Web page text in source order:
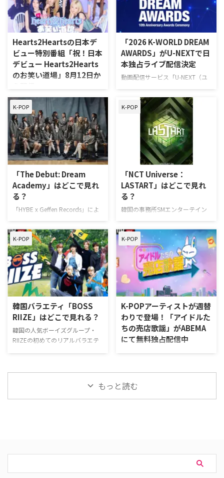
Hearts2Heartsの日本デ
ビュー特別番組「祝！日本
デビュー Hearts2Hearts
のお笑い道場」8月12日か
次世代のグローバルガールズグル
ープ・Hearts2Hearts（ハーツ・
トゥ・ハーツ）の日本デビューを
記念した特別番組「祝！日本デビ
ュー Hearts2Hearts のお笑い道
場」の配信がABEMA（アベマ）
で決まった。日本デビューシング
ルリリースにあわせ、メンバーた
ちが日本のバラエティやお笑いネ
タに全力で挑む姿を届ける全二回
の番組だ。 「祝！日本デビュー
Hearts2Hearts のお笑い道場」っ
てどんな番組？ Hearts2Hearts
は、世界中のリスナーを魅了し、
大きな注目を集めている次世代の
グロ …
「2026 K-WORLD DREAM
AWARDS」がU-NEXTで日
本独占ライブ配信決定
動画配信サービス「U-NEXT（ユ
ーネクスト）」にて、2026年8月
27日（木）に韓国コヤン市・
KINTEXで開催される韓国最大級
の音楽授賞式「2026 K-WORLD
DREAM AWARDS」が、日本独占
で見放題ライブ配信されることが
決定した。豪華なK-POPアーティ
ストたちが一堂に会する。 韓国
最大級の音楽授賞式「2026 K-
WORLD DREAM AWARDS」を独
占ライブ配信！ K-POPの歴史を
塗り替えているトップアーティス
トから、これからの音楽シーンを
会する韓 …
K-POP
「The Debut: Dream
Academy」はどこで見れ
る？
「HYBE x Geffen Records」によ
るグローバルガールズグループが
誕生するオーディション番組
「The Debut: Dream
Academy（ザ デビュー ドリーム
アカデミー）」の視聴情報をはじ
め、気になる情報をまとめてご紹
介。 ‟ドリアカ”こと「Dream
Academy（ドリーム アカデミ
ー）」視聴方法 「The Debut:
Dream Academy（ザ デビュー ド
リーム アカデミー）」は、
ABEMA（アベマ）にて独占配信
されていたが、現在は配信を終了
K-POP
「NCT Universe：
LASTART」はどこで見れ
る？
韓国の事務所SMエンターテイン
メント初のデビューサバイバル番
組「NCT Universe：LASTART」の
視聴方法をまとめた。 サバイバ
ル番組「NCT Universe：
LASTART」配信情報 デビューサ
バイバル番組「NCT Universe：
LASTART」は、Huluで独占配信
中。 そもそも「NCT Universe：
LASTART」って何？ NCT 127、
NCT DREAM、WayVが所属する多
国籍ボーイズグループ・NCT。
「NCT」は、「ネオ・カルチャ
ー・テクノロジー（Neo Culture
K-POP
韓国バラエティ「BOSS
RIIZE」はどこで見れる？
韓国の人気ボーイズグループ・
RIIZEの初めてのリアルバラエテ
聴できる動画配信サービスは下記
の通り。 動画配信サービス配信
K-POP
K-POPアーティストが週替
わりで登場！「アイドルた
ちの売店歌謡」がABEMA
にて無料独占配信中
「ABEMA（アベマ）」にて、韓国
演したアーティストたちが、番組
終了後に登場する新感覚バラエテ
ィショー「アイドルたちの売店歌
謡」が無料独占配信中だ。ALPHA
ストたちの素顔に迫る！「アイド
ルたちの売店歌謡」 「アイドル
たちの売店歌謡」は、韓国にて毎
もっと読む